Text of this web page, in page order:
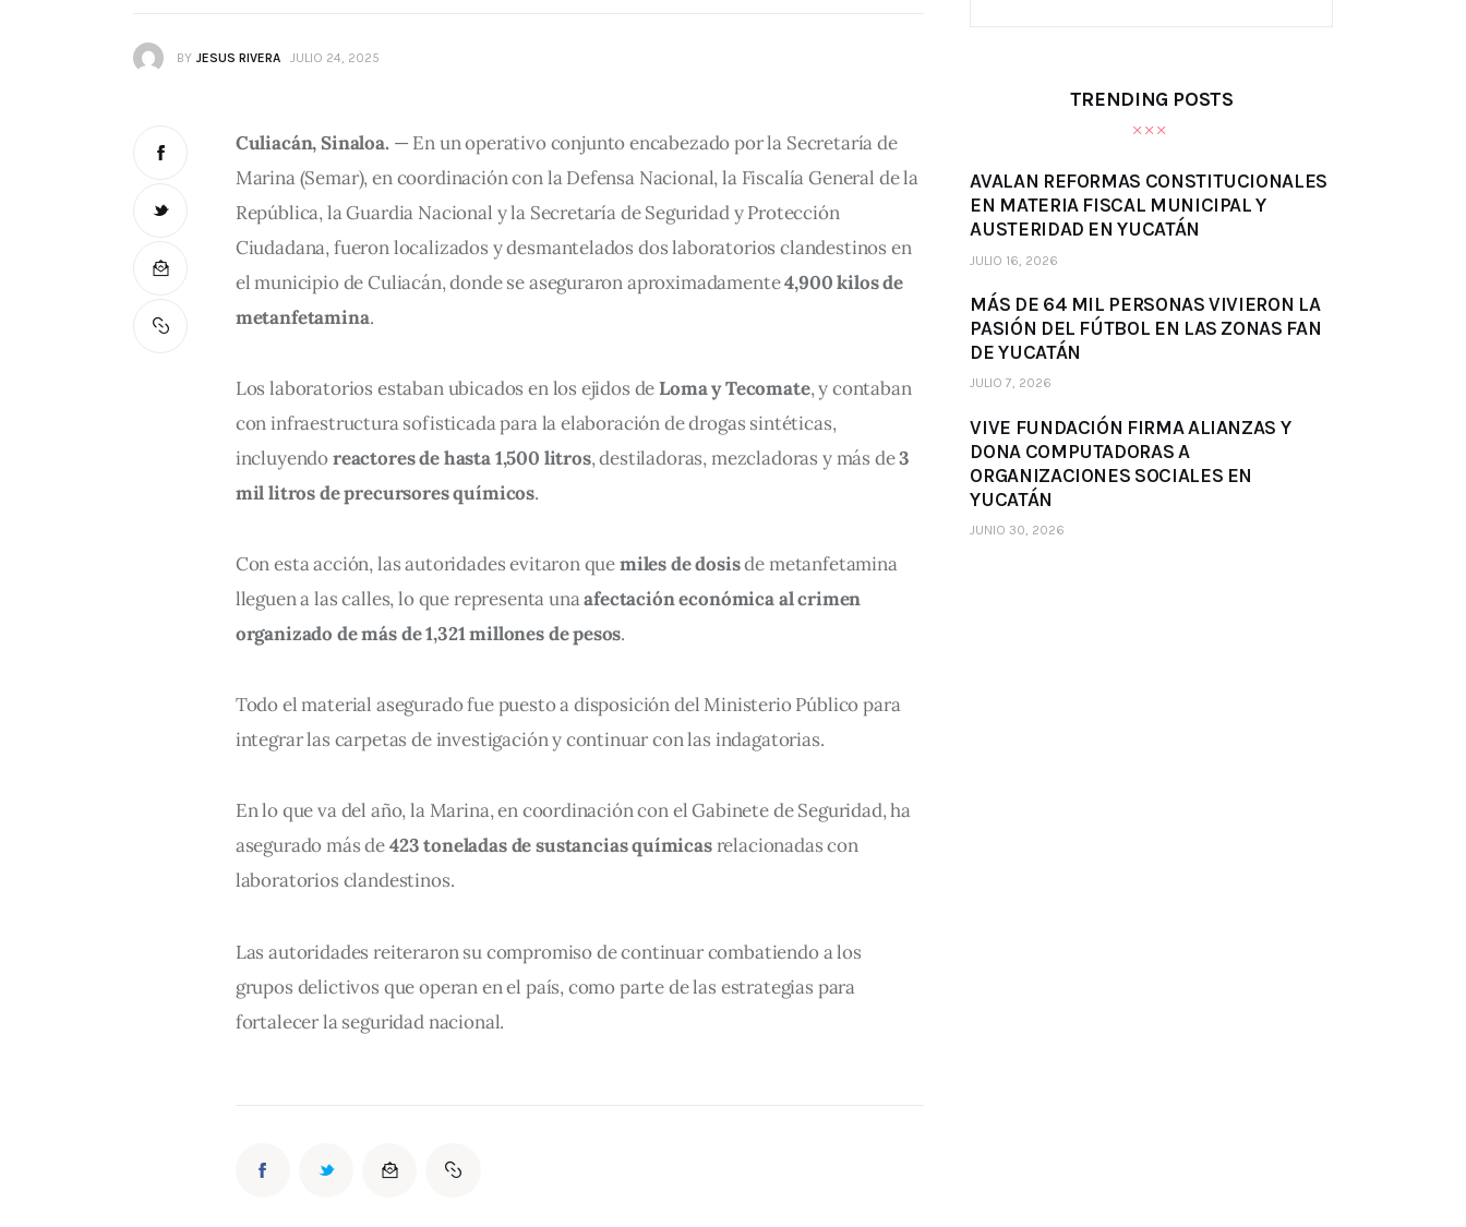
BY JESUS RIVERA JULIO 24, 2025
Culiacán, Sinaloa. — En un operativo conjunto encabezado por la Secretaría de
Marina (Semar), en coordinación con la Defensa Nacional, la Fiscalía General de la
República, la Guardia Nacional y la Secretaría de Seguridad y Protección
Ciudadana, fueron localizados y desmantelados dos laboratorios clandestinos en
el municipio de Culiacán, donde se aseguraron aproximadamente 4,900 kilos de
metanfetamina.
Los laboratorios estaban ubicados en los ejidos de Loma y Tecomate, y contaban
con infraestructura sofisticada para la elaboración de drogas sintéticas,
incluyendo reactores de hasta 1,500 litros, destiladoras, mezcladoras y más de 3
mil litros de precursores químicos.
Con esta acción, las autoridades evitaron que miles de dosis de metanfetamina
lleguen a las calles, lo que representa una afectación económica al crimen
organizado de más de 1,321 millones de pesos.
Todo el material asegurado fue puesto a disposición del Ministerio Público para
integrar las carpetas de investigación y continuar con las indagatorias.
En lo que va del año, la Marina, en coordinación con el Gabinete de Seguridad, ha
asegurado más de 423 toneladas de sustancias químicas relacionadas con
laboratorios clandestinos.
Las autoridades reiteraron su compromiso de continuar combatiendo a los
grupos delictivos que operan en el país, como parte de las estrategias para
fortalecer la seguridad nacional.
TRENDING POSTS
AVALAN REFORMAS CONSTITUCIONALES
EN MATERIA FISCAL MUNICIPAL Y
AUSTERIDAD EN YUCATÁN
JULIO 16, 2026
MÁS DE 64 MIL PERSONAS VIVIERON LA
PASIÓN DEL FÚTBOL EN LAS ZONAS FAN
DE YUCATÁN
JULIO 7, 2026
VIVE FUNDACIÓN FIRMA ALIANZAS Y
DONA COMPUTADORAS A
ORGANIZACIONES SOCIALES EN
YUCATÁN
JUNIO 30, 2026